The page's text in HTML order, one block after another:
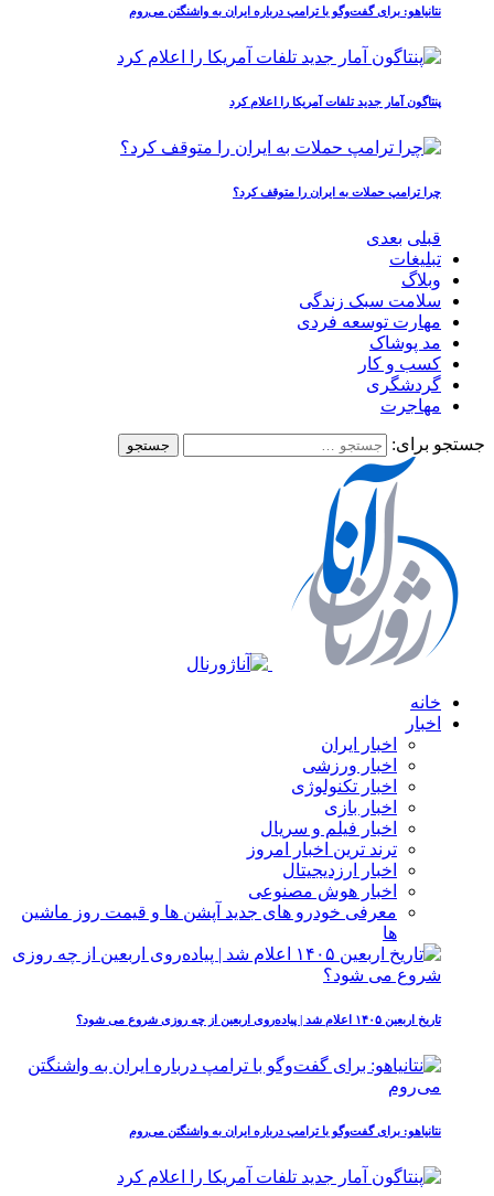
نتانیاهو: برای گفت‌وگو با ترامپ درباره ایران به واشنگتن می‌روم
پنتاگون آمار جدید تلفات آمریکا را اعلام کرد
چرا ترامپ حملات به ایران را متوقف کرد؟
قبلی بعدی
تبلیغات
وبلاگ
سلامت سبک زندگی
مهارت توسعه فردی
مد پوشاک
کسب و کار
گردشگری
مهاجرت
جستجو برای:
خانه
اخبار
اخبار ایران
اخبار ورزشی
اخبار تکنولوژی
اخبار بازی
اخبار فیلم و سریال
ترند ترین اخبار امروز
اخبار ارزدیجیتال
اخبار هوش مصنوعی
معرفی خودرو های جدید آپشن‌ ها و قیمت روز ماشین‌
ها
تاریخ اربعین ۱۴۰۵ اعلام شد | پیاده‌روی اربعین از چه روزی شروع می‌ شود؟
نتانیاهو: برای گفت‌وگو با ترامپ درباره ایران به واشنگتن می‌روم